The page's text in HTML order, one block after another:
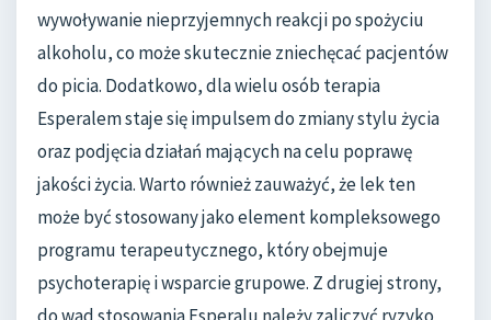
wywoływanie nieprzyjemnych reakcji po spożyciu
alkoholu, co może skutecznie zniechęcać pacjentów
do picia. Dodatkowo, dla wielu osób terapia
Esperalem staje się impulsem do zmiany stylu życia
oraz podjęcia działań mających na celu poprawę
jakości życia. Warto również zauważyć, że lek ten
może być stosowany jako element kompleksowego
programu terapeutycznego, który obejmuje
psychoterapię i wsparcie grupowe. Z drugiej strony,